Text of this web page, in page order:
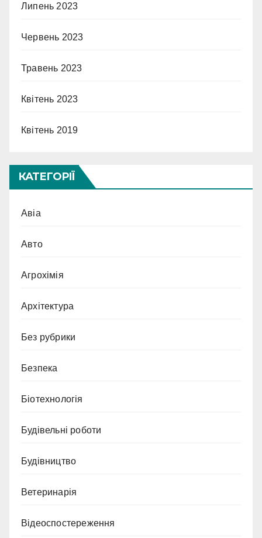
Липень 2023
Червень 2023
Травень 2023
Квітень 2023
Квітень 2019
КАТЕГОРІЇ
Авіа
Авто
Агрохімія
Архітектура
Без рубрики
Безпека
Біотехнологія
Будівельні роботи
Будівництво
Ветеринарія
Відеоспостереження